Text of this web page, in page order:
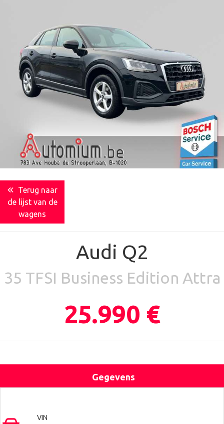
Terug naar
de lijst van de
wagens
Audi Q2
35 TFSI Business Edition Attra
25.990 €
Gegevens
VIN